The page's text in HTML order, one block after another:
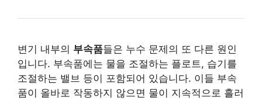
변기 내부의 부속품들은 누수 문제의 또 다른 원인
입니다. 부속품에는 물을 조절하는 플로트, 습기를
조절하는 밸브 등이 포함되어 있습니다. 이들 부속
품이 올바로 작동하지 않으면 물이 지속적으로 흘러